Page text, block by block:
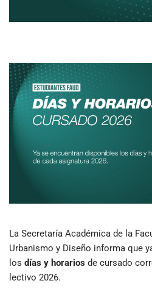
La Secretaría Académica de la
Urbanismo y Diseño informa que
los días y horarios de cursado
lectivo 2026.